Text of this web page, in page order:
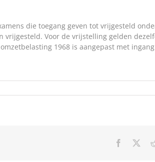
die toegang geven tot vrijgesteld
Voor de vrijstelling gelden
1968 is aangepast met
Facebook